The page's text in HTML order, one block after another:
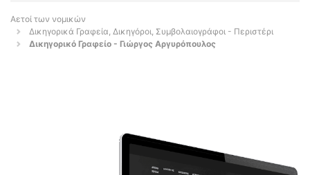
Αετοί των νομικών
Δικηγορικά Γραφεία, Δικηγόροι, Συμβολαιογράφοι - Περιστέρι
Δικηγορικό Γραφείο - Γιώργος Αργυρόπουλος